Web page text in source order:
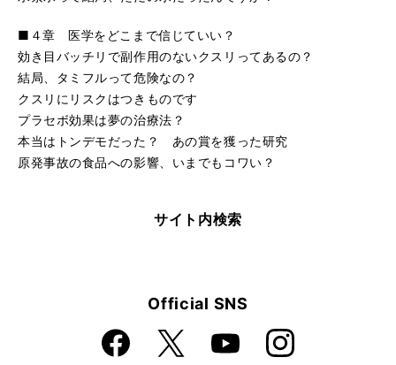
■４章 医学をどこまで信じていい？
効き目バッチリで副作用のないクスリってあるの？
結局、タミフルって危険なの？
クスリにリスクはつきものです
プラセボ効果は夢の治療法？
本当はトンデモだった？ あの賞を獲った研究
原発事故の食品への影響、いまでもコワい？
サイト内検索
Official SNS
Faceboo
k
X YouTube Instagra
m